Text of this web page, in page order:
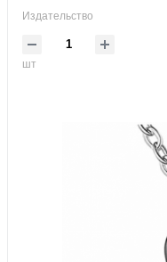
Издательство
шт